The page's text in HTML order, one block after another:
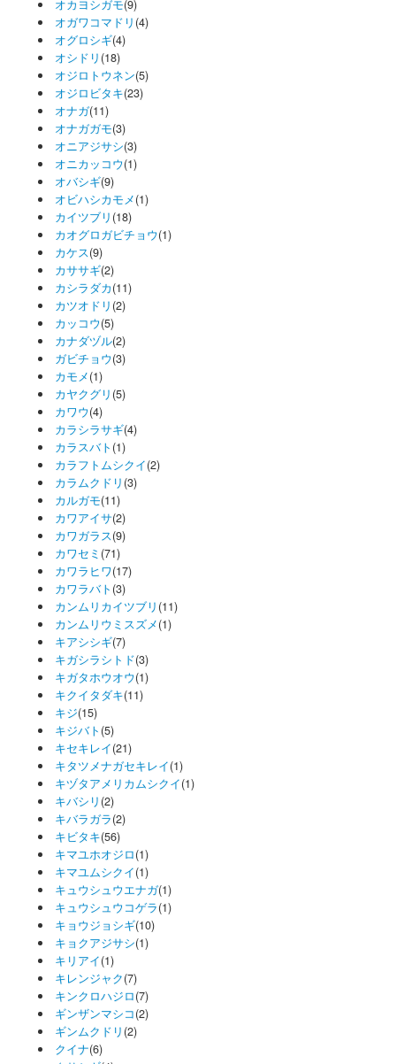
オカヨシガモ(9)
オガワコマドリ (4)
オグロシギ(4)
オシドリ (18)
オジロトウネン(5)
オジロビタキ(23)
オナガ(11)
オナガガモ(3)
オニアジサシ(3)
オニカッコウ(1)
オバシギ(9)
オビハシカモメ(1)
カイツブリ (18)
カオグロガビチョウ(1)
カケス(9)
カササギ(2)
カシラダカ(11)
カツオドリ (2)
カッコウ(5)
カナダヅル(2)
ガビチョウ(3)
カモメ(1)
カヤクグリ (5)
カワウ(4)
カラシラサギ(4)
カラスバト (1)
カラフトムシクイ(2)
カラムクドリ (3)
カルガモ(11)
カワアイサ(2)
カワガラス(9)
カワセミ (71)
カワラヒワ(17)
カワラバト (3)
カンムリカイツブリ (11)
カンムリウミスズメ(1)
キアシシギ(7)
キガシラシトド(3)
キガタホウオウ(1)
キクイタダキ(11)
キジ(15)
キジバト (5)
キセキレイ(21)
キタツメナガセキレイ(1)
キヅタアメリカムシクイ(1)
キバシリ (2)
キバラガラ(2)
キビタキ(56)
キマユホオジロ(1)
キマユムシクイ(1)
キュウシュウエナガ(1)
キュウシュウコゲラ(1)
キョウジョシギ(10)
キョクアジサシ(1)
キリアイ(1)
キレンジャク(7)
キンクロハジロ(7)
ギンザンマシコ(2)
ギンムクドリ (2)
クイナ(6)